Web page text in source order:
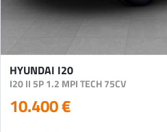
HYUNDAI I20
I20 II 5P 1.2 MPI TECH 75CV
10.400 €